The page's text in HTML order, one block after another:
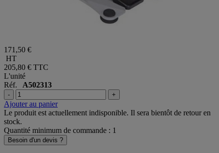
171,50 €
HT
205,80 € TTC
L'unité
Réf. A502313
- +
Ajouter au panier
Le produit est actuellement indisponible. Il sera bientôt de retour en
stock.
Quantité minimum de commande : 1
Besoin d'un devis ?